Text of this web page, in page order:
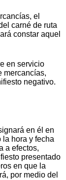
el
carné de ruta
constar aquel
en servicio
mercancías,
negativo.
en él en
hora y fecha
a efectos,
presentado
en que la
por medio del